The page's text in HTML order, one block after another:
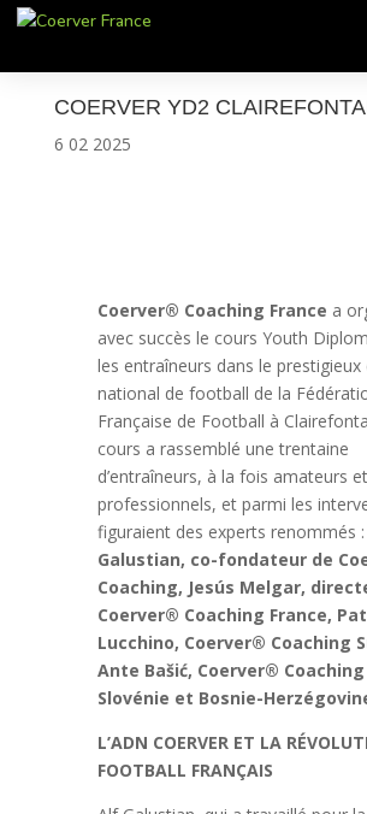
COERVER YD2
6 02 2025
Coerver® Coaching France a
avec succès le cours Youth
les entraîneurs dans le prestigieux
national de football de la
Française de Football à
cours a rassemblé une trentaine
d’entraîneurs, à la fois amateurs et
professionnels, et parmi les
figuraient des experts renommés :
Galustian, co-fondateur de
Coaching, Jesús Melgar,
Coerver® Coaching France,
Lucchino, Coerver® Coaching
Ante Bašić, Coerver®
Slovénie et Bosnie-
L’ADN COERVER ET LA
FOOTBALL FRANÇAIS